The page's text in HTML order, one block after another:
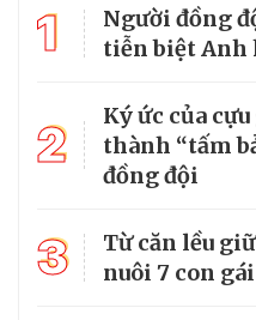
1
Người đồng
tiễn biệt Anh
2
Ký ức của
thành “tấm
đồng đội
3
Từ căn lều
nuôi 7 con